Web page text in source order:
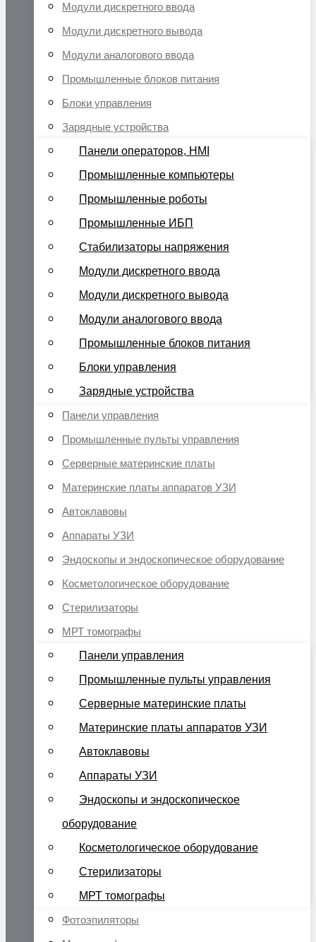
Модули дискретного ввода
Модули дискретного вывода
Модули аналогового ввода
Промышленные блоков питания
Блоки управления
Зарядные устройства
Панели операторов, HMI
Промышленные компьютеры
Промышленные роботы
Промышленные ИБП
Стабилизаторы напряжения
Модули дискретного ввода
Модули дискретного вывода
Модули аналогового ввода
Промышленные блоков питания
Блоки управления
Зарядные устройства
Панели управления
Промышленные пульты управления
Серверные материнские платы
Материнские платы аппаратов УЗИ
Автоклавовы
Аппараты УЗИ
Эндоскопы и эндоскопическое оборудование
Косметологическое оборудование
Стерилизаторы
МРТ томографы
Панели управления
Промышленные пульты управления
Серверные материнские платы
Материнские платы аппаратов УЗИ
Автоклавовы
Аппараты УЗИ
Эндоскопы и эндоскопическое
оборудование
Косметологическое оборудование
Стерилизаторы
МРТ томографы
Фотоэпиляторы